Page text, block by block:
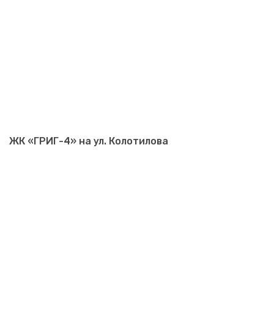
ЖК «ГРИГ-4» на ул. Колотилова